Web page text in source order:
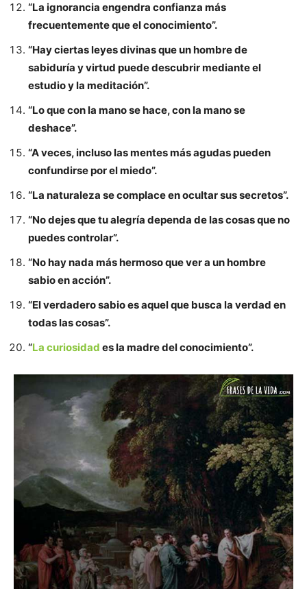
“La ignorancia engendra confianza más
frecuentemente que el conocimiento”.
“Hay ciertas leyes divinas que un hombre de
sabiduría y virtud puede descubrir mediante el
estudio y la meditación”.
“Lo que con la mano se hace, con la mano se
deshace”.
“A veces, incluso las mentes más agudas pueden
confundirse por el miedo”.
“La naturaleza se complace en ocultar sus secretos”.
“No dejes que tu alegría dependa de las cosas que no
puedes controlar”.
“No hay nada más hermoso que ver a un hombre
sabio en acción”.
“El verdadero sabio es aquel que busca la verdad en
todas las cosas”.
“La curiosidad es la madre del conocimiento”.